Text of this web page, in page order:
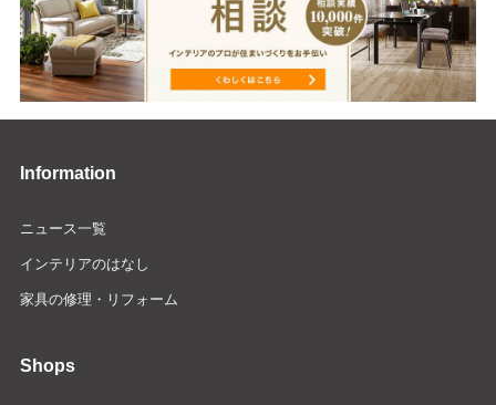
Information
ニュース一覧
インテリアのはなし
家具の修理・リフォーム
Shops